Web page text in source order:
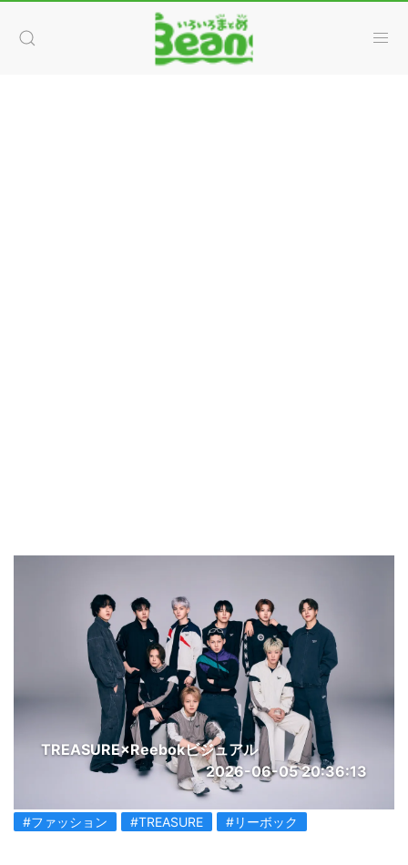
TREASURE×Reebokビジュアル
2026-06-05 20:36:13
#ファッション #TREASURE #リーボック